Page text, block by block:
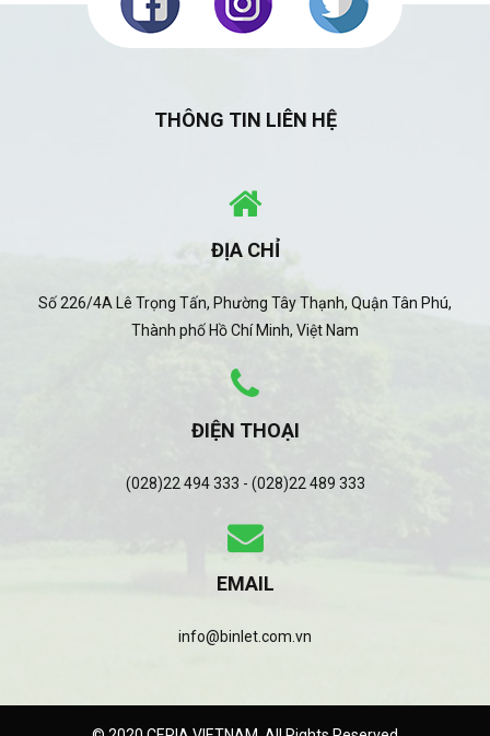
THÔNG TIN LIÊN HỆ
ĐỊA CHỈ
Số 226/4A Lê Trọng Tấn, Phường Tây Thạnh, Quận Tân Phú,
Thành phố Hồ Chí Minh, Việt Nam
ĐIỆN THOẠI
(028)22 494 333 - (028)22 489 333
EMAIL
info@binlet.com.vn